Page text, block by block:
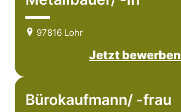
97816 Lohr
Jetzt bewerben
Bürokaufmann/ -frau